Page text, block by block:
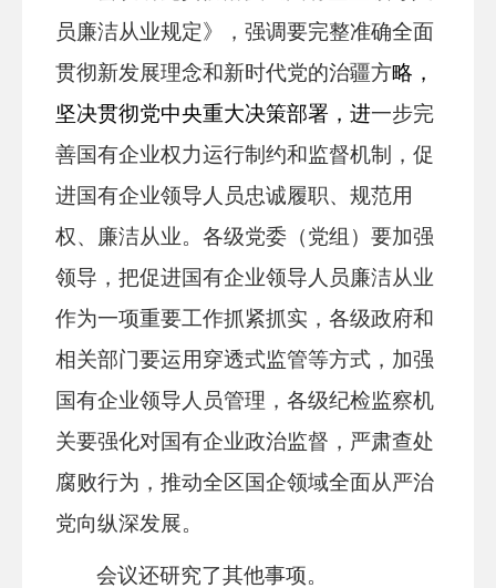
员廉洁从业规定》，强调要完整准确全面
贯彻新发展理念和新时代党的治疆方略，
坚决贯彻党中央重大决策部署 ，进一步完
善国有企业权力运行制约和监督机制，促
进国有企业领导人员忠诚履职、规范用
权、廉洁从业。各级党委（党组）要加强
领导，把促进国有企业领导人员廉洁从业
作为一项重要工作抓紧抓实，各级政府和
相关部门要运用穿透式监管等方式，加强
国有企业领导人员管理，各级纪检监察机
关要强化对国有企业政治监督，严肃查处
腐败行为，推动全区国企领域全面从严治
党向纵深发展。
会议还研究了其他事项。